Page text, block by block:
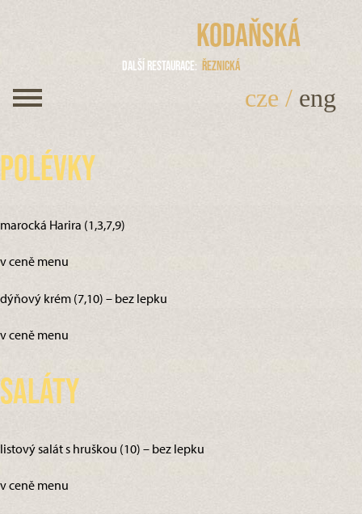
Kodaňská
Další restaurace Řeznická
cze / eng
Polévky
marocká Harira (1,3,7,9)
v ceně menu
dýňový krém (7,10) – bez lepku
v ceně menu
Saláty
listový salát s hruškou (10) – bez lepku
v ceně menu